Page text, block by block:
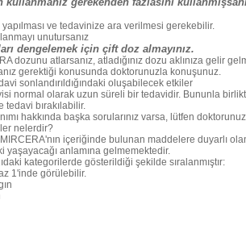
yapılması ve tedavinize ara verilmesi gerekebilir.
unutursanız
dengelemek için çift doz almayınız.
dozunu atlarsanız, atladığınız dozu aklınıza gelir
gerektiği konusunda doktorunuzla konuşunuz.
sonlandırıldığındaki oluşabilecek etkiler
normal olarak uzun süreli bir tedavidir. Bununla
tedavi bırakılabilir.
hakkında başka sorularınız varsa, lütfen
nelerdir?
içeriğinde bulunan maddelere duyarlı
yaşayacağı anlamına gelmemektedir.
kategorilerde gösterildiği şekilde sıralanmıştır:
1'inde görülebilir.